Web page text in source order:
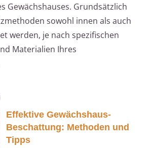
Gewächshauses. Grundsätzlich
sowohl innen als auch
werden, je nach spezifischen
Materialien Ihres
Effektive Gewächshaus-
Beschattung: Methoden und
Tipps